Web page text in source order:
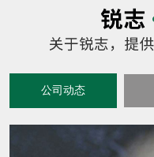
公司动态